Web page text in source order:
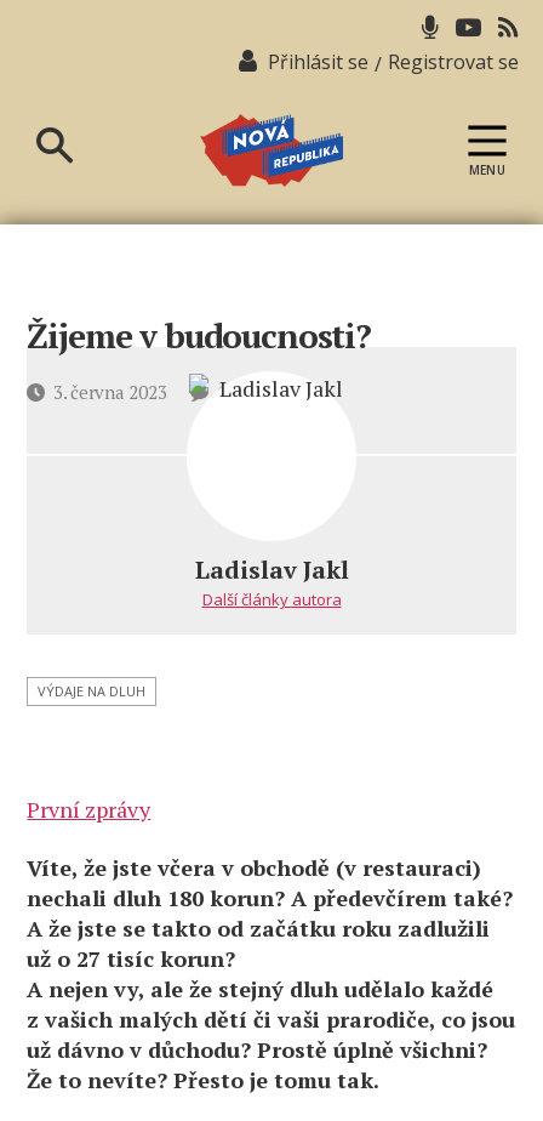
Přihlásit se / Registrovat se
republika
MENU
Žijeme v budoucnosti?
Datum3. června 2023 6 komentářůu
Ladislav Jakl
Další články autora
VÝDAJE NA DLUH
První zprávy
Víte, že jste včera v obchodě (v restauraci)
nechali dluh 180 korun? A předevčírem také?
A že jste se takto od začátku roku zadlužili
už o 27 tisíc korun?
A nejen vy, ale že stejný dluh udělalo každé
z vašich malých dětí či vaši prarodiče, co jsou
už dávno v důchodu? Prostě úplně všichni?
Že to nevíte? Přesto je tomu tak.